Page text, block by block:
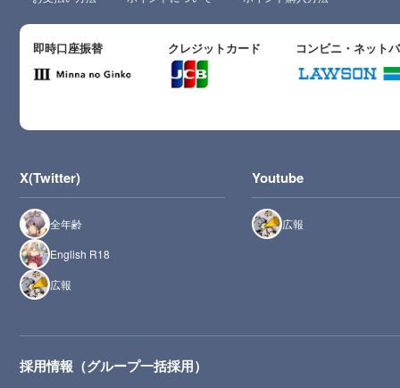
即時口座振替 クレジットカード コンビニ・ネット
X(Twitter)
全年齢
English R18
広報
Youtube
広報
採用情報（グループ一括採用）